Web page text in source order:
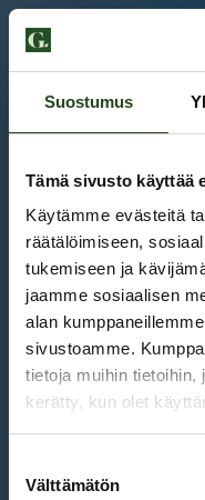
Suostumus
Tämä sivusto käyttää
Käytämme evästeitä
räätälöimiseen,
tukemiseen ja
jaamme sosiaalisen
alan
sivustoamme.
tietoja muihin tietoihin,
kerätty, kun olet
valinta
Välttämätön